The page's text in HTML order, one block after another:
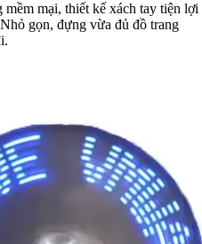
mại, thiết kế xách tay tiện lợi
gọn, đựng vừa đủ đồ trang